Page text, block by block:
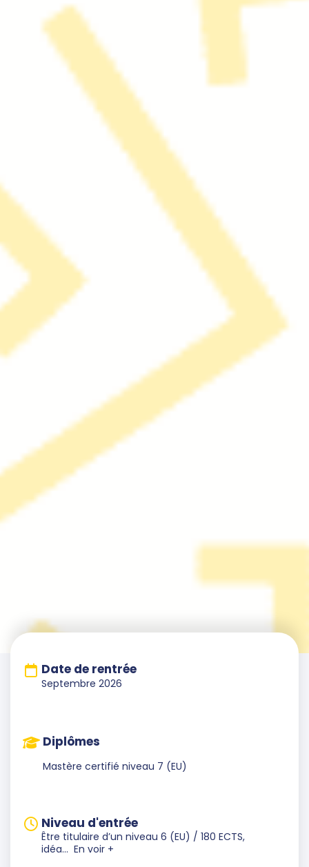
Date de rentrée
Septembre 2026
Diplômes
Mastère certifié niveau 7 (EU)
Niveau d'entrée
Être titulaire d’un niveau 6 (EU) / 180 ECTS,
idéa... En voir +